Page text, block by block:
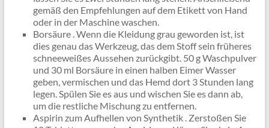
gemäß den Empfehlungen auf dem Etikett von Hand
oder in der Maschine waschen.
Borsäure . Wenn die Kleidung grau geworden ist, ist
dies genau das Werkzeug, das dem Stoff sein früheres
schneeweißes Aussehen zurückgibt. 50 g Waschpulver
und 30 ml Borsäure in einen halben Eimer Wasser
geben, vermischen und das Hemd dort 3 Stunden lang
legen. Spülen Sie es aus und wischen Sie es dann ab,
um die restliche Mischung zu entfernen.
Aspirin zum Aufhellen von Synthetik . Zerstoßen Sie